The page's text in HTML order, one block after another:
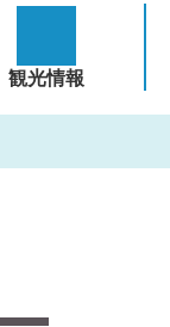
観光情報